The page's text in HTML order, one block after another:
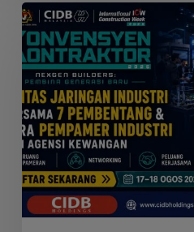
Seminar
Konvensyen
Kontraktor
2026